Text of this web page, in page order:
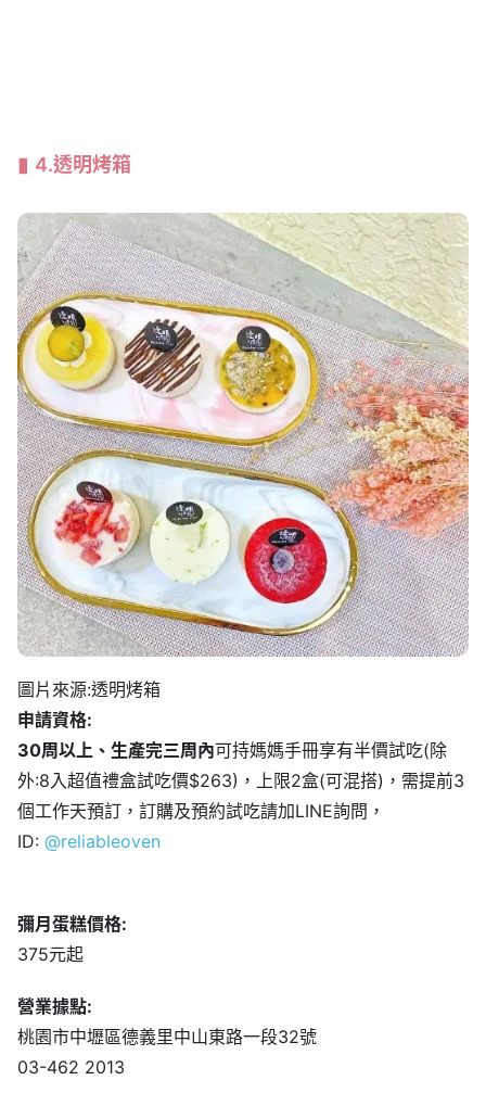
4.透明烤箱
圖片來源:透明烤箱
申請資格:
30周以上、生產完三周內可持媽媽手冊享有半價試吃(除
外:8入超值禮盒試吃價$263)，上限2盒(可混搭)，需提前3
個工作天預訂，訂購及預約試吃請加LINE詢問，
ID: @reliableoven
彌月蛋糕價格:
375元起
營業據點:
桃園市中壢區德義里中山東路一段32號
03-462 2013